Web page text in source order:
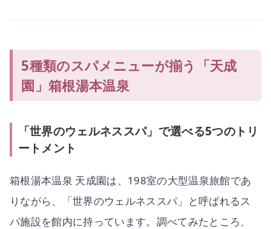
5種類のスパメニューが揃う「天成
園」箱根湯本温泉
「世界のウェルネススパ」で選べる5つのトリ
ートメント
箱根湯本温泉 天成園は、198室の大型温泉旅館であ
りながら、「世界のウェルネススパ」と呼ばれるス
パ施設を館内に持っています。調べてみたところ、